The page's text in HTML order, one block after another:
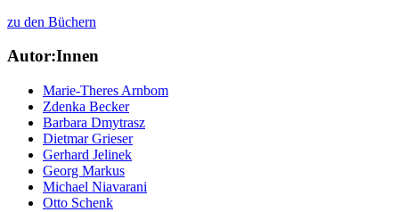
zu den Büchern
Autor:Innen
Marie-Theres Arnbom
Zdenka Becker
Barbara Dmytrasz
Dietmar Grieser
Gerhard Jelinek
Georg Markus
Michael Niavarani
Otto Schenk